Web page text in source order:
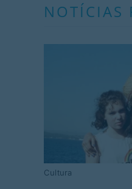
NOTÍCIAS
Cultura